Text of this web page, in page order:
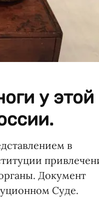
у этой
в
Документ
Суде.